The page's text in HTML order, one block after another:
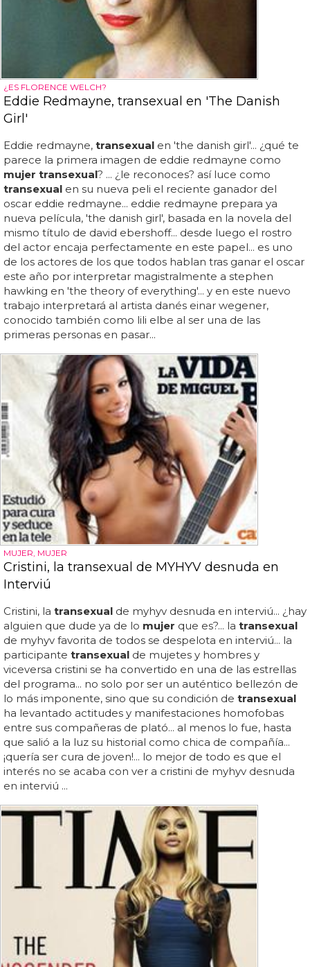
¿ES FLORENCE WELCH?
Eddie Redmayne, transexual en 'The Danish
Girl'
Eddie redmayne, transexual en 'the danish girl'... ¿qué te
parece la primera imagen de eddie redmayne como
mujer transexual? ... ¿le reconoces? así luce como
transexual en su nueva peli el reciente ganador del
oscar eddie redmayne... eddie redmayne prepara ya
nueva película, 'the danish girl', basada en la novela del
mismo título de david ebershoff... desde luego el rostro
del actor encaja perfectamente en este papel... es uno
de los actores de los que todos hablan tras ganar el oscar
este año por interpretar magistralmente a stephen
hawking en 'the theory of everything'... y en este nuevo
trabajo interpretará al artista danés einar wegener,
conocido también como lili elbe al ser una de las
primeras personas en pasar...
MUJER, MUJER
Cristini, la transexual de MYHYV desnuda en
Interviú
Cristini, la transexual de myhyv desnuda en interviú... ¿hay
alguien que dude ya de lo mujer que es?... la transexual
de myhyv favorita de todos se despelota en interviú... la
participante transexual de mujetes y hombres y
viceversa cristini se ha convertido en una de las estrellas
del programa... no solo por ser un auténtico bellezón de
lo más imponente, sino que su condición de transexual
ha levantado actitudes y manifestaciones homofobas
entre sus compañeras de plató... al menos lo fue, hasta
que salió a la luz su historial como chica de compañía...
¡quería ser cura de joven!... lo mejor de todo es que el
interés no se acaba con ver a cristini de myhyv desnuda
en interviú ...